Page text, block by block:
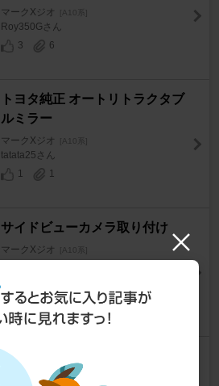
マークXジオ [A10系]
Roy350Gさん
3
6
トヨタ純正 オートリトラクタブ
ルミラー
マークXジオ [A10系]
tatata25さん
1
1
サイドビューカメラ取り付け
マークXジオ [A10系]
電圧計取付 pivot
マークXジオ [A10系]